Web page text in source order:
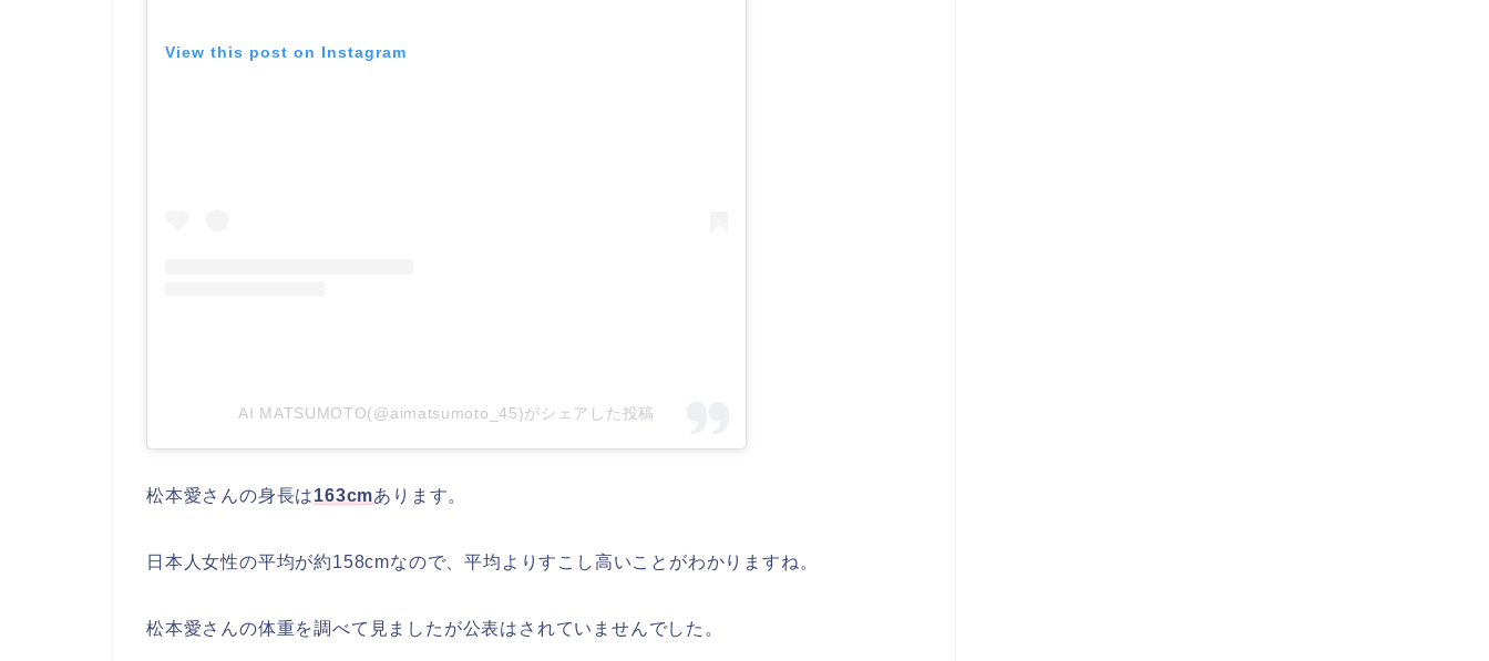
View this post on Instagram
AI MATSUMOTO(@aimatsumoto_45)がシェアした投稿
松本愛さんの身長は163cmあります。
日本人女性の平均が約158cmなので、平均よりすこし高いことがわかりますね。
松本愛さんの体重を調べて見ましたが公表はされていませんでした。